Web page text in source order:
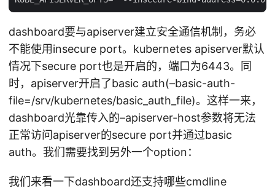
dashboard要与apiserver建立安全通信机制，务必
不能使用insecure port。kubernetes apiserver默认
情况下secure port也是开启的，端口为6443。同
时，apiserver开启了basic auth(–basic-auth-
file=/srv/kubernetes/basic_auth_file)。这样一来，
dashboard光靠传入的–apiserver-host参数将无法
正常访问apiserver的secure port并通过basic
auth。我们需要找到另外一个option：
我们来看一下dashboard还支持哪些cmdline